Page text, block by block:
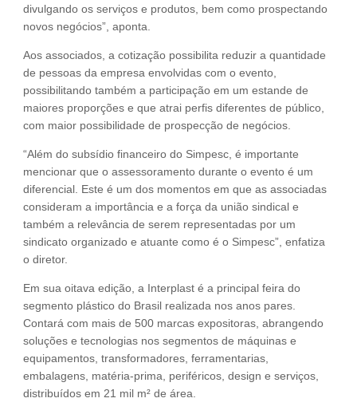
divulgando os serviços e produtos, bem como prospectando
novos negócios”, aponta.
Aos associados, a cotização possibilita reduzir a quantidade
de pessoas da empresa envolvidas com o evento,
possibilitando também a participação em um estande de
maiores proporções e que atrai perfis diferentes de público,
com maior possibilidade de prospecção de negócios.
“Além do subsídio financeiro do Simpesc, é importante
mencionar que o assessoramento durante o evento é um
diferencial. Este é um dos momentos em que as associadas
consideram a importância e a força da união sindical e
também a relevância de serem representadas por um
sindicato organizado e atuante como é o Simpesc”, enfatiza
o diretor.
Em sua oitava edição, a Interplast é a principal feira do
segmento plástico do Brasil realizada nos anos pares.
Contará com mais de 500 marcas expositoras, abrangendo
soluções e tecnologias nos segmentos de máquinas e
equipamentos, transformadores, ferramentarias,
embalagens, matéria-prima, periféricos, design e serviços,
distribuídos em 21 mil m² de área.